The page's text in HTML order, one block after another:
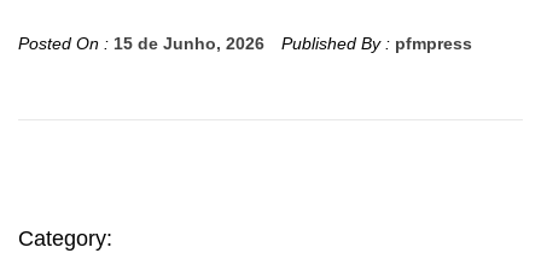
Posted On : 15 de Junho, 2026 Published By : pfmpress
Category: